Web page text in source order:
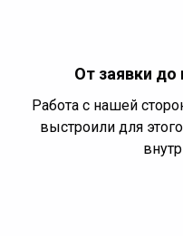
От заявки
Работа с нашей
выстроили для